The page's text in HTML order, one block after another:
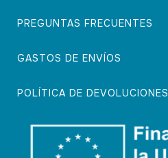
PREGUNTAS FRECUENTES
GASTOS DE ENVÍOS
POLÍTICA DE DEVOLUCIONES